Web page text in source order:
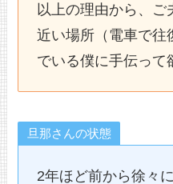
以上の理由から、ご
近い場所（電車で往
でいる僕に手伝って
旦那さんの状態
2年ほど前から徐々